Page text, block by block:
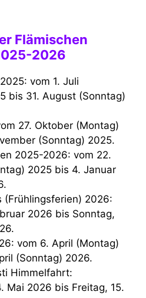
Flämischen
2026
bis 31. August (Sonntag)
(Sonntag) 2025.
2025 bis 4. Januar
2026 bis Sonntag,
(Sonntag) 2026.
Mai 2026 bis Freitag, 15.